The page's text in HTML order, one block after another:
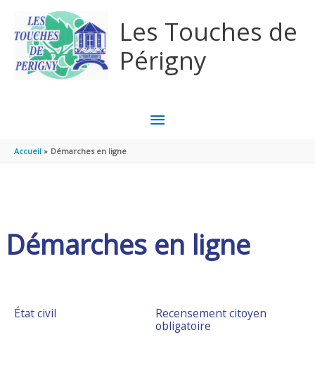
Les Touches de
Périgny
MENU
Accueil Démarches en ligne
Démarches en ligne
État civil
Recensement citoyen
obligatoire